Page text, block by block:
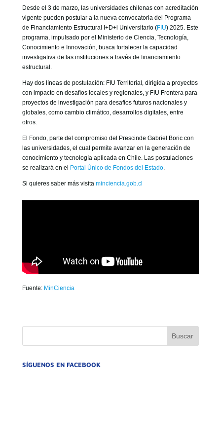
GOBIERNO CORPORATIVO
NUESTRO EQUIPO
Desde el 3 de marzo, las universidades chilenas con acreditación
vigente pueden postular a la nueva convocatoria del Programa
de Financiamiento Estructural I+D+i Universitario (FIU) 2025. Este
programa, impulsado por el Ministerio de Ciencia, Tecnología,
Conocimiento e Innovación, busca fortalecer la capacidad
investigativa de las instituciones a través de financiamiento
estructural.
Hay dos líneas de postulación: FIU Territorial, dirigida a proyectos
con impacto en desafíos locales y regionales, y FIU Frontera para
proyectos de investigación para desafíos futuros nacionales y
globales, como cambio climático, desarrollos digitales, entre
otros.
El Fondo, parte del compromiso del Prescinde Gabriel Boric con
las universidades, el cual permite avanzar en la generación de
conocimiento y tecnología aplicada en Chile. Las postulaciones
se realizará en el
Portal Único de Fondos del Estado.
Si quieres saber más visita minciencia.gob.cl
Fuente: MinCiencia
SÍGUENOS EN FACEBOOK